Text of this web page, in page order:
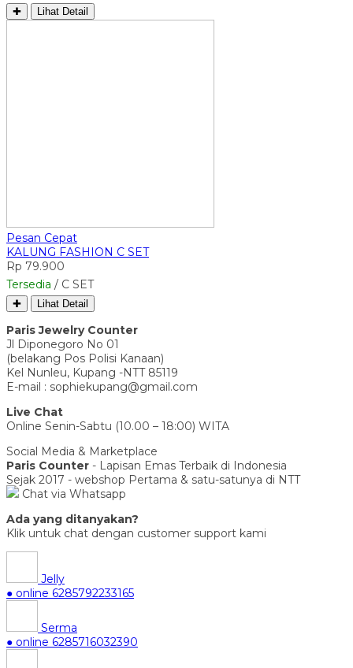
✚ Lihat Detail
Pesan Cepat
KALUNG FASHION C SET
Rp 79.900
Tersedia / C SET
✚ Lihat Detail
Paris Jewelry Counter
Jl Diponegoro No 01
(belakang Pos Polisi Kanaan)
Kel Nunleu, Kupang -NTT 85119
E-mail : sophiekupang@gmail.com
Live Chat
Online Senin-Sabtu (10.00 – 18:00) WITA
Social Media & Marketplace
Paris Counter - Lapisan Emas Terbaik di Indonesia
Sejak 2017 - webshop Pertama & satu-satunya di NTT
Chat via Whatsapp
Ada yang ditanyakan?
Klik untuk chat dengan customer support kami
Jelly
● online 6285792233165
Serma
● online 6285716032390